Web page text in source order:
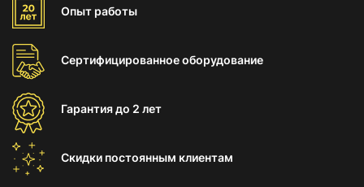
Опыт работы
Сертифицированноеоборудование
Гарантиядо 2 лет
Скидки постоянным клиентам